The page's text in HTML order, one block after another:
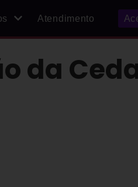
Atendimento
da